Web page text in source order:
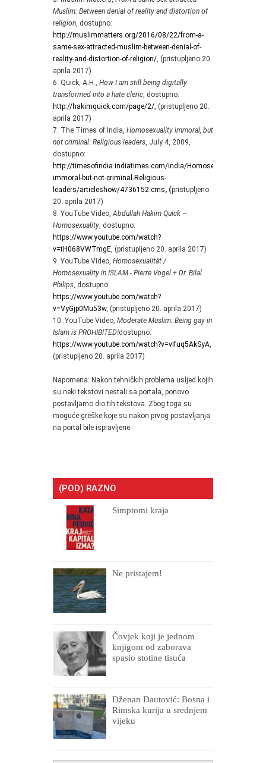
Muslim: Between denial of reality and distortion of
religion , dostupno:
http://muslimmatters.org/2016/08/22/from-a-
same-sex-attracted-muslim-between-denial-of-
reality-and-distortion-of-religion/ , (pristupljeno 20.
aprila 2017)
6. Quick, A.H., How I am still being digitally
transformed into a hate cleric , dostupno:
http://hakimquick.com/page/2/ , (pristupljeno 20.
aprila 2017)
7. The Times of India, Homosexuality immoral, but
not criminal: Religious leaders , July 4, 2009,
dostupno:
http://timesofindia.indiatimes.com/india/Homosexuality-
immoral-but-not-criminal-Religious-
leaders/articleshow/4736152.cms, (pristupljeno
20. aprila 2017)
8. YouTube Video, Abdullah Hakim Quick –
Homosexuality , dostupno:
https://www.youtube.com/watch?
v=tH068VWTmgE , (pristupljeno 20. aprila 2017)
9. YouTube Video, Homosexualität /
Homosexuality in ISLAM - Pierre Vogel + Dr. Bilal
Philips , dostupno:
https://www.youtube.com/watch?
v=VyGjp0Mu53w, (pristupljeno 20. aprila 2017)
10. YouTube Video, Moderate Muslim: Being gay in
Islam is PROHIBITED!dostupno:
https://www.youtube.com/watch?v=vIfuq5AkSyA
(pristupljeno 20. aprila 2017)
Napomena: Nakon tehničkih problema usljed kojih
su neki tekstovi nestali sa portala, ponovo
postavljamo dio tih tekstova. Zbog toga su
moguće greške koje su nakon prvog postavljanja
na portal bile ispravljene.
(POD) RAZNO
Simptomi kraja
Ne pristajem!
Čovjek koji je jednom
knjigom od zaborava
spasio stotine tisuća
Dženan Dautović: Bosna i
Rimska kurija u srednjem
vijeku